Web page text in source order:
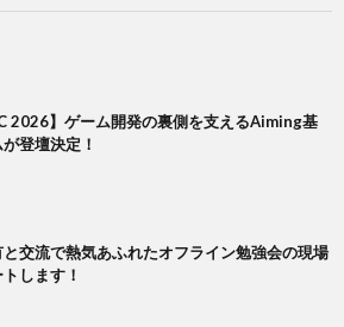
2026】ゲーム開発の裏側を支えるAiming基
登壇決定！
交流で熱気あふれたオフライン勉強会の現場
します！